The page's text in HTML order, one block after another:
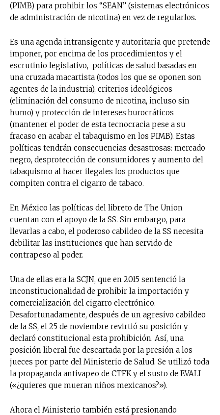
(PIMB) para prohibir los “SEAN” (sistemas electrónicos
de administración de nicotina) en vez de regularlos.
Es una agenda intransigente y autoritaria que pretende
imponer, por encima de los procedimientos y el
escrutinio legislativo, políticas de salud basadas en
una cruzada macartista (todos los que se oponen son
agentes de la industria), criterios ideológicos
(eliminación del consumo de nicotina, incluso sin
humo) y protección de intereses burocráticos
(mantener el poder de esta tecnocracia pese a su
fracaso en acabar el tabaquismo en los PIMB). Estas
políticas tendrán consecuencias desastrosas: mercado
negro, desprotección de consumidores y aumento del
tabaquismo al hacer ilegales los productos que
compiten contra el cigarro de tabaco.
En México las políticas del libreto de The Union
cuentan con el apoyo de la SS. Sin embargo, para
llevarlas a cabo, el poderoso cabildeo de la SS necesita
debilitar las instituciones que han servido de
contrapeso al poder.
Una de ellas era la SCJN, que en 2015 sentenció la
inconstitucionalidad de prohibir la importación y
comercialización del cigarro electrónico.
Desafortunadamente, después de un agresivo cabildeo
de la SS, el 25 de noviembre revirtió su posición y
declaró constitucional esta prohibición. Así, una
posición liberal fue descartada por la presión a los
jueces por parte del Ministerio de Salud. Se utilizó toda
la propaganda antivapeo de CTFK y el susto de EVALI
(«¿quieres que mueran niños mexicanos?»).
Ahora el Ministerio también está presionando